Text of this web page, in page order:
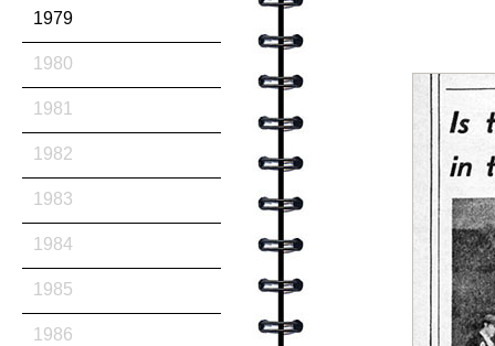
1979
1980
1981
1982
1983
1984
1985
1986